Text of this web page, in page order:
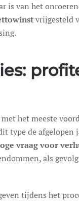
is van het
vrijgesteld
het meeste
type de
vraag voor
als
tijdens het